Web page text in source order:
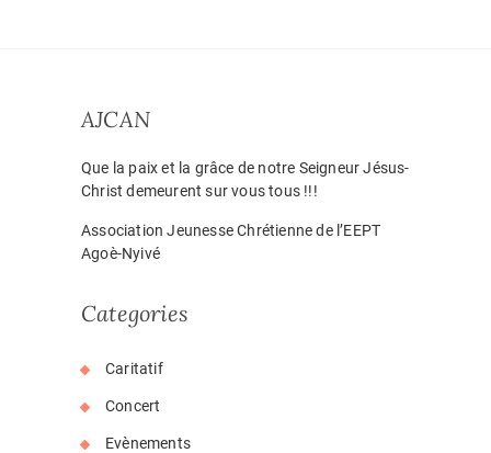
AJCAN
Que la paix et la grâce de notre Seigneur Jésus-
Christ demeurent sur vous tous !!!
Association Jeunesse Chrétienne de l’EEPT
Agoè-Nyivé
Categories
Caritatif
Concert
Evènements